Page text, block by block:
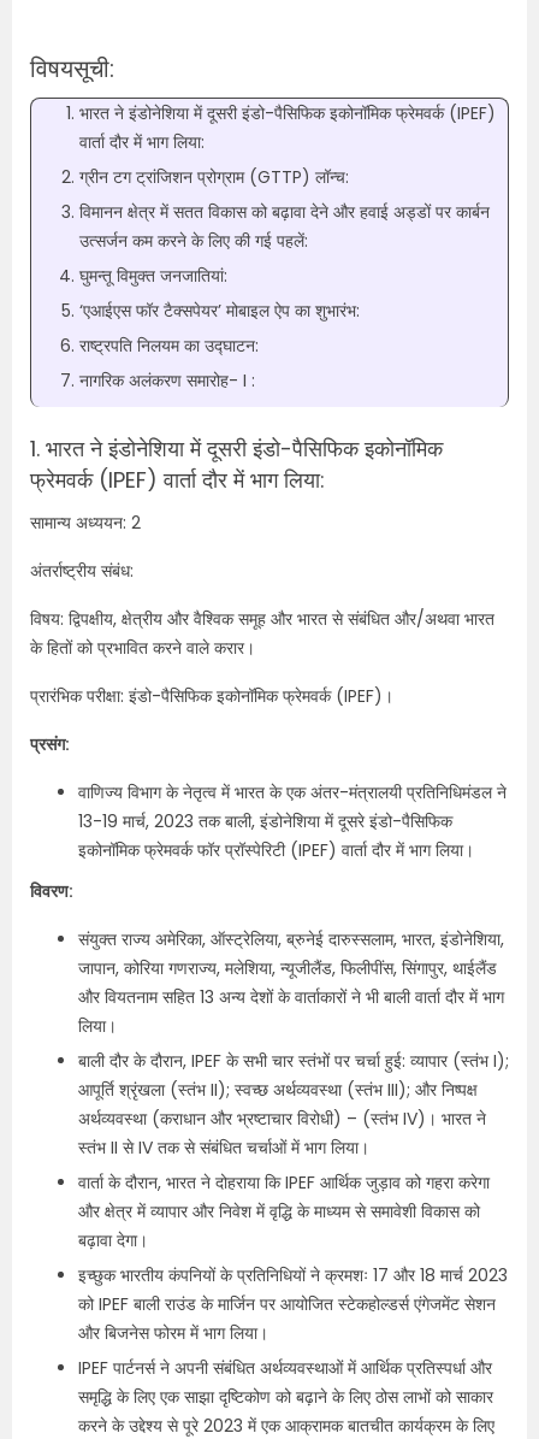
विषयसूची:
भारत ने इंडोनेशिया में दूसरी इंडो-पैसिफिक इकोनॉमिक फ्रेमवर्क (IPEF)
वार्ता दौर में भाग लिया:
ग्रीन टग ट्रांजिशन प्रोग्राम (GTTP) लॉन्च:
विमानन क्षेत्र में सतत विकास को बढ़ावा देने और हवाई अड्डों पर कार्बन
उत्सर्जन कम करने के लिए की गई पहलें:
घुमन्‍तू विमुक्‍त जनजातियां:
‘एआईएस फॉर टैक्सपेयर’ मोबाइल ऐप का शुभारंभ:
राष्ट्रपति निलयम का उद्घाटन:
नागरिक अलंकरण समारोह- I :
1. भारत ने इंडोनेशिया में दूसरी इंडो-पैसिफिक इकोनॉमिक
फ्रेमवर्क (IPEF) वार्ता दौर में भाग लिया:
सामान्य अध्ययन: 2
अंतर्राष्ट्रीय संबंध:
विषय: द्विपक्षीय, क्षेत्रीय और वैश्विक समूह और भारत से संबंधित और/अथवा भारत
के हितों को प्रभावित करने वाले करार।
प्रारंभिक परीक्षा: इंडो-पैसिफिक इकोनॉमिक फ्रेमवर्क (IPEF)।
प्रसंग:
वाणिज्य विभाग के नेतृत्व में भारत के एक अंतर-मंत्रालयी प्रतिनिधिमंडल ने
13-19 मार्च, 2023 तक बाली, इंडोनेशिया में दूसरे इंडो-पैसिफिक
इकोनॉमिक फ्रेमवर्क फॉर प्रॉस्पेरिटी (IPEF) वार्ता दौर में भाग लिया।
विवरण:
संयुक्त राज्य अमेरिका, ऑस्ट्रेलिया, ब्रुनेई दारुस्सलाम, भारत, इंडोनेशिया,
जापान, कोरिया गणराज्य, मलेशिया, न्यूजीलैंड, फिलीपींस, सिंगापुर, थाईलैंड
और वियतनाम सहित 13 अन्य देशों के वार्ताकारों ने भी बाली वार्ता दौर में भाग
लिया।
बाली दौर के दौरान, IPEF के सभी चार स्तंभों पर चर्चा हुई: व्यापार (स्तंभ I);
आपूर्ति श्रृंखला (स्तंभ II); स्वच्छ अर्थव्यवस्था (स्तंभ III); और निष्पक्ष
अर्थव्यवस्था (कराधान और भ्रष्टाचार विरोधी) – (स्तंभ IV)। भारत ने
स्तंभ II से IV तक से संबंधित चर्चाओं में भाग लिया।
वार्ता के दौरान, भारत ने दोहराया कि IPEF आर्थिक जुड़ाव को गहरा करेगा
और क्षेत्र में व्यापार और निवेश में वृद्धि के माध्यम से समावेशी विकास को
बढ़ावा देगा।
इच्छुक भारतीय कंपनियों के प्रतिनिधियों ने क्रमशः 17 और 18 मार्च 2023
को IPEF बाली राउंड के मार्जिन पर आयोजित स्टेकहोल्डर्स एंगेजमेंट सेशन
और बिजनेस फोरम में भाग लिया।
IPEF पार्टनर्स ने अपनी संबंधित अर्थव्यवस्थाओं में आर्थिक प्रतिस्पर्धा और
समृद्धि के लिए एक साझा दृष्टिकोण को बढ़ाने के लिए ठोस लाभों को साकार
करने के उद्देश्य से पूरे 2023 में एक आक्रामक बातचीत कार्यक्रम के लिए